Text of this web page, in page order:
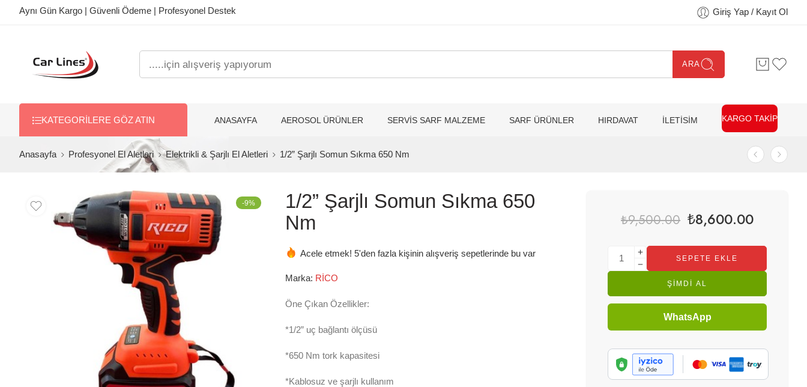
Aynı Gün Kargo | Güvenli Ödeme | Profesyonel Destek Giriş Yap / Kayıt Ol
ARA
KATEGORILERE GÖZ ATIN ANASAYFA AEROSOL ÜRÜNLER SERVİS SARF MALZEME SARF ÜRÜNLER HIRDAVAT İLETİSİM KARGO TAKİP
Anasayfa Profesyonel El Aletleri Elektrikli & Şarjlı El Aletleri 1/2” Şarjlı Somun Sıkma 650 Nm
-9%
1/2” Şarjlı Somun Sıkma 650
Nm
Acele etmek! 5'den fazla kişinin alışveriş sepetlerinde bu var
Marka: RİCO
Öne Çıkan Özellikler:
*1/2” uç bağlantı ölçüsü
*650 Nm tork kapasitesi
*Kablosuz ve şarjlı kullanım
₺9,500.00 ₺8,600.00
SEPETE EKLE
ŞIMDI AL
WhatsApp